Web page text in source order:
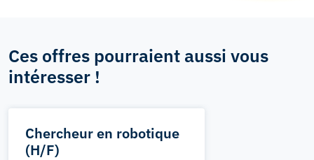
Ces offres pourraient aussi vous
intéresser !
Chercheur en robotique
(H/F)